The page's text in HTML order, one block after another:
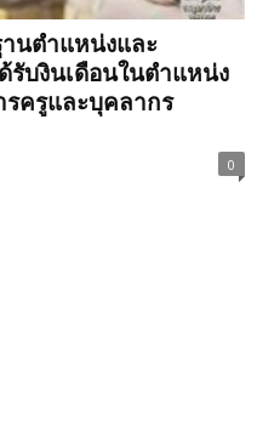
นตำแหน่งและ
รับงินเดือนในตำแหน่ง
ครูและบุคลากร
0